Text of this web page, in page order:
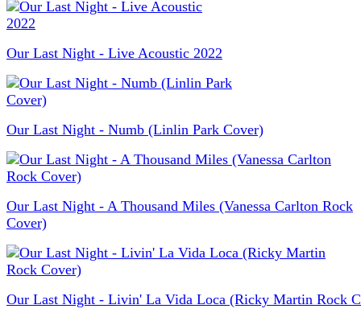
Our Last Night - Live Acoustic 2022
Our Last Night - Numb (Linlin Park Cover)
Our Last Night - A Thousand Miles (Vanessa Carlton Rock
Cover)
Our Last Night - Livin' La Vida Loca (Ricky Martin Rock